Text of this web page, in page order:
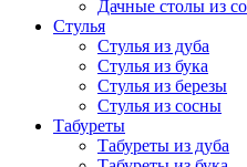
Дачные столы из
Стулья
Стулья из дуба
Стулья из бука
Стулья из березы
Стулья из сосны
Табуреты
Табуреты из дуба